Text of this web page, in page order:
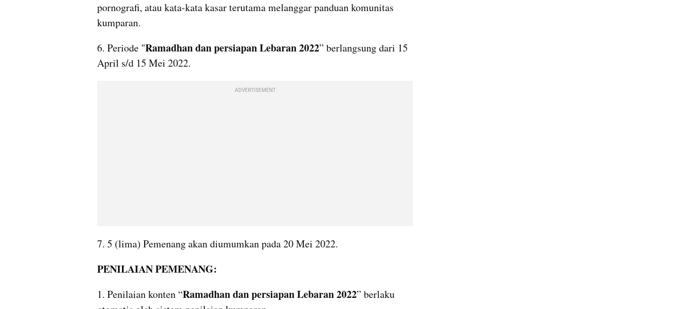
pornografi, atau kata-kata kasar terutama melanggar panduan komunitas
kumparan.
6. Periode "Ramadhan dan persiapan Lebaran 2022” berlangsung dari 15
April s/d 15 Mei 2022.
ADVERTISEMENT
7. 5 (lima) Pemenang akan diumumkan pada 20 Mei 2022.
PENILAIAN PEMENANG:
1. Penilaian konten “Ramadhan dan persiapan Lebaran 2022” berlaku